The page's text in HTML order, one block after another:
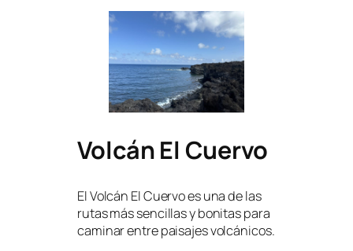
Volcán El Cuervo
El Volcán El Cuervo es una de las
rutas más sencillas y bonitas para
caminar entre paisajes volcánicos.